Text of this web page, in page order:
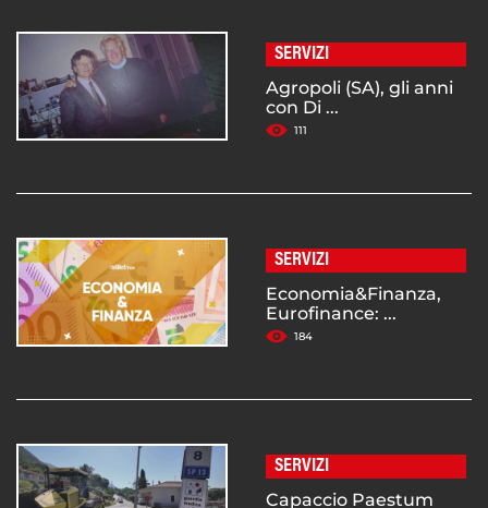
SERVIZI
Agropoli (SA), gli anni
con Di ...
111
SERVIZI
Economia&Finanza,
Eurofinance: ...
184
SERVIZI
Capaccio Paestum